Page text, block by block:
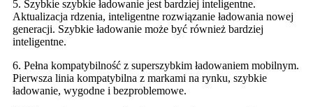
5. Szybkie szybkie ładowanie jest bardziej inteligentne.
Aktualizacja rdzenia, inteligentne rozwiązanie ładowania nowej
generacji. Szybkie ładowanie może być również bardziej
inteligentne.
6. Pełna kompatybilność z superszybkim ładowaniem mobilnym.
Pierwsza linia kompatybilna z markami na rynku, szybkie
ładowanie, wygodne i bezproblemowe.